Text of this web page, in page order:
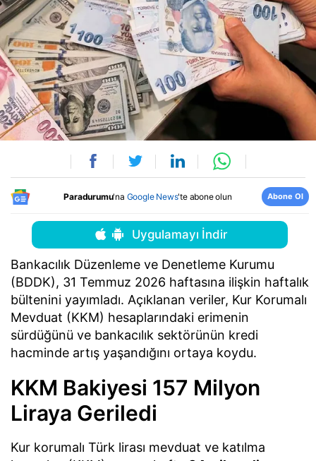
Paradurumu'na Google News'te abone olun Abone Ol
Uygulamayı İndir
Bankacılık Düzenleme ve Denetleme Kurumu
(BDDK), 31 Temmuz 2026 haftasına ilişkin haftalık
bültenini yayımladı. Açıklanan veriler, Kur Korumalı
Mevduat (KKM) hesaplarındaki erimenin
sürdüğünü ve bankacılık sektörünün kredi
hacminde artış yaşandığını ortaya koydu.
KKM Bakiyesi 157 Milyon
Liraya Geriledi
Kur korumalı Türk lirası mevduat ve katılma